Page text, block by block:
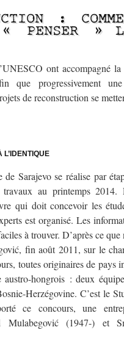
:
PENSER »
ont accompagné
que progressivement
de reconstruction se
Sarajevo se réalise par
au printemps 2014.
qui doit concevoir les
est organisé. Les
à trouver. D’après ce que
fin août 2011, sur le
toutes originaires de pays
hongrois : deux
Herzégovine. C’est le
ce concours, une
Mulabegović (1947-) et